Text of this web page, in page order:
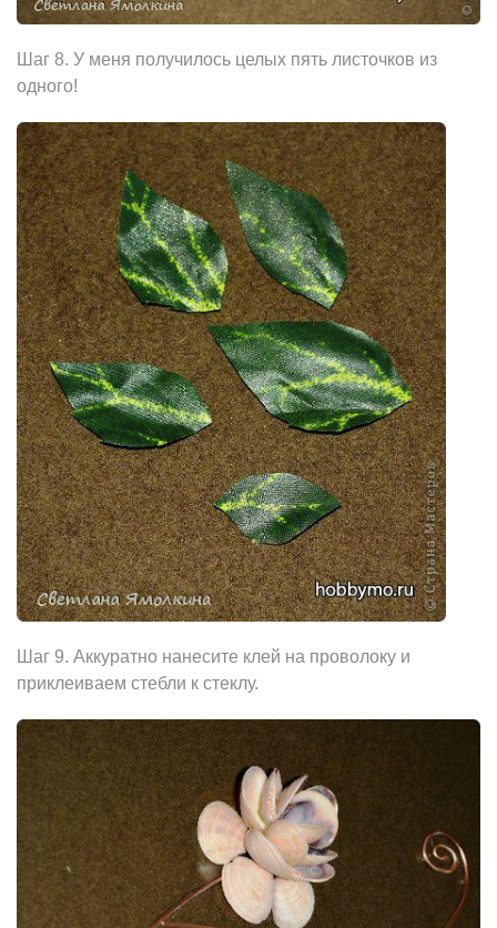
Шаг 8. У меня получилось целых пять листочков из
одного!
Шаг 9. Аккуратно нанесите клей на проволоку и
приклеиваем стебли к стеклу.